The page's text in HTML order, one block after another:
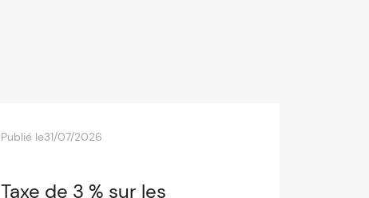
Publié le31/07/2026
Taxe de 3 % sur les